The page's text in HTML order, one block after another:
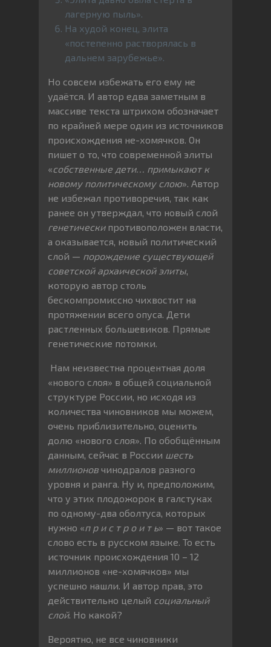
лагерную пыль».
На худой конец, элита
«постепенно растворялась в
дальнем зарубежье».
Но совсем избежать его ему не
удаётся. И автор едва заметным в
массиве текста штрихом обозначает
по крайней мере один из источников
происхождения не-хомячков. Он
пишет о то, что современной элиты
«собственные дети… примыкают к
новому политическому слою». Автор
не избежал противоречия, так как
ранее он утверждал, что новый слой
генетически противоположен власти,
а оказывается, новый политический
слой — порождение существующей
советской архаической элиты,
которую автор столь
бескомпромиссно чихвостит на
протяжении всего опуса. Дети
растленных большевиков. Прямые
генетические потомки.
Нам неизвестна процентная доля
«нового слоя» в общей социальной
структуре России, но исходя из
количества чиновников мы можем,
очень приблизительно, оценить
долю «нового слоя». По обобщённым
данным, сейчас в России шесть
миллионов чинодралов разного
уровня и ранга. Ну и, предположим,
что у этих плодожорок в галстуках
по одному-два оболтуса, которых
нужно «п р и с т р о и т ь» — вот такое
слово есть в русском языке. То есть
источник происхождения 10 – 12
миллионов «не-хомячков» мы
успешно нашли. И автор прав, это
действительно целый социальный
слой. Но какой?
Вероятно, не все чиновники